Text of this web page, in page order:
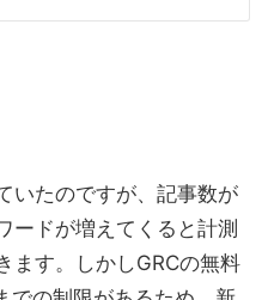
いたのですが、記事数が
ードが増えてくると計測
ます。しかしGRCの無料